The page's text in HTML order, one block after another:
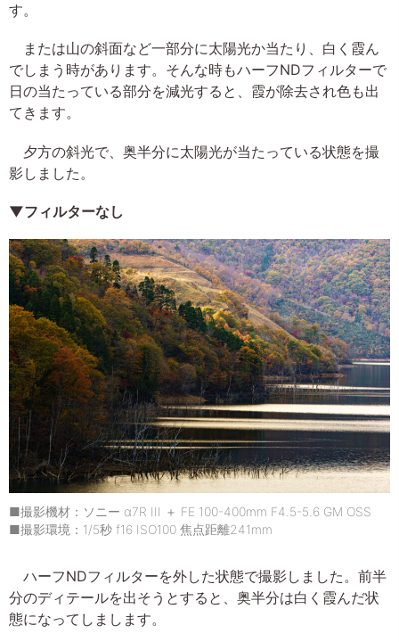
す。
または山の斜面など一部分に太陽光か当たり、白く霞ん
でしまう時があります。そんな時もハーフNDフィルターで
日の当たっている部分を減光すると、霞が除去され色も出
てきます。
夕方の斜光で、奥半分に太陽光が当たっている状態を撮
影しました。
▼フィルターなし
■撮影機材：ソニー α7R III ＋ FE 100-400mm F4.5-5.6 GM OSS
■撮影環境：1/5秒 f16 ISO100 焦点距離241mm
ハーフNDフィルターを外した状態で撮影しました。前半
分のディテールを出そうとすると、奥半分は白く霞んだ状
態になってしまします。